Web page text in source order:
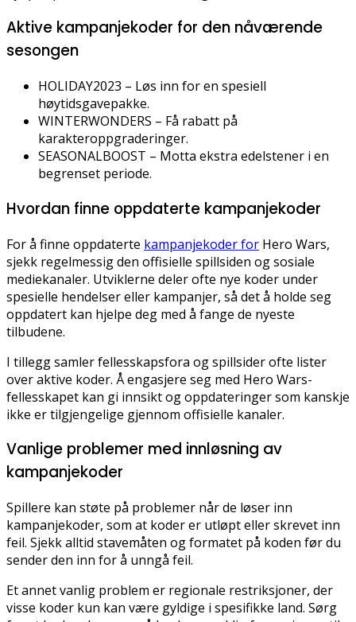
Aktive kampanjekoder for den nåværende
sesongen
HOLIDAY2023 – Løs inn for en spesiell
høytidsgavepakke.
WINTERWONDERS – Få rabatt på
karakteroppgraderinger.
SEASONALBOOST – Motta ekstra edelstener i en
begrenset periode.
Hvordan finne oppdaterte kampanjekoder
For å finne oppdaterte kampanjekoder for Hero Wars,
sjekk regelmessig den offisielle spillsiden og sosiale
mediekanaler. Utviklerne deler ofte nye koder under
spesielle hendelser eller kampanjer, så det å holde seg
oppdatert kan hjelpe deg med å fange de nyeste
tilbudene.
I tillegg samler fellesskapsfora og spillsider ofte lister
over aktive koder. Å engasjere seg med Hero Wars-
fellesskapet kan gi innsikt og oppdateringer som kanskje
ikke er tilgjengelige gjennom offisielle kanaler.
Vanlige problemer med innløsning av
kampanjekoder
Spillere kan støte på problemer når de løser inn
kampanjekoder, som at koder er utløpt eller skrevet inn
feil. Sjekk alltid stavemåten og formatet på koden før du
sender den inn for å unngå feil.
Et annet vanlig problem er regionale restriksjoner, der
visse koder kun kan være gyldige i spesifikke land. Sørg